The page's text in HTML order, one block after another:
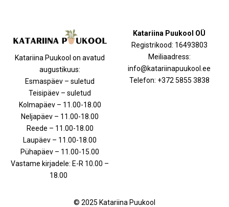
Katariina Puukool on avatud
augustikuus:
Esmaspäev – suletud
Teisipäev – suletud
Kolmapäev – 11.00-18.00
Neljapäev – 11.00-18.00
Reede – 11.00-18.00
Laupäev – 11.00-18.00
Pühapäev – 11.00-15.00
Vastame kirjadele: E-R 10.00 –
18.00
Katariina Puukool OÜ
Registrikood: 16493803
Meiliaadress:
info@katariinapuukool.ee
Telefon: +372 5855 3838
© 2025 Katariina Puukool